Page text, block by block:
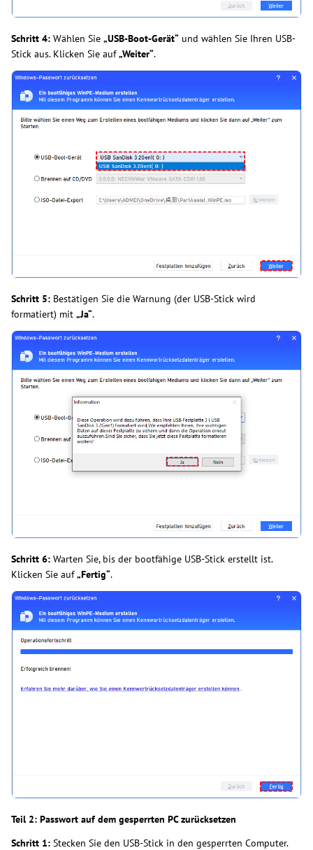
Schritt 4: Wählen Sie „USB-Boot-Gerät“ und wählen Sie Ihren USB-
Stick aus. Klicken Sie auf„Weiter“.
Schritt 5: Bestätigen Sie die Warnung (der USB-Stick wird
formatiert) mit „Ja“.
Schritt 6: Warten Sie, bis der bootfähige USB-Stick erstellt ist.
Klicken Sie auf„Fertig“.
Teil 2: Passwort auf dem gesperrten PC zurücksetzen
Schritt 1: Stecken Sie den USB-Stick in den gesperrten Computer.